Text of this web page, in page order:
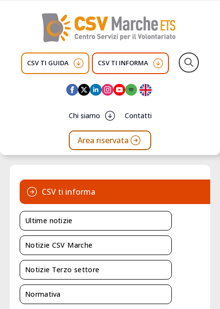
CSV TI GUIDA CSV TI INFORMA
Chi siamo Contatti
Area riservata
CSV ti informa
Ultime notizie
Notizie CSV Marche
Notizie Terzo settore
Normativa